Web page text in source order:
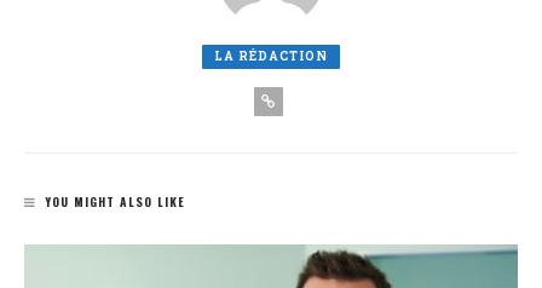
LA RÉDACTION
YOU MIGHT ALSO LIKE